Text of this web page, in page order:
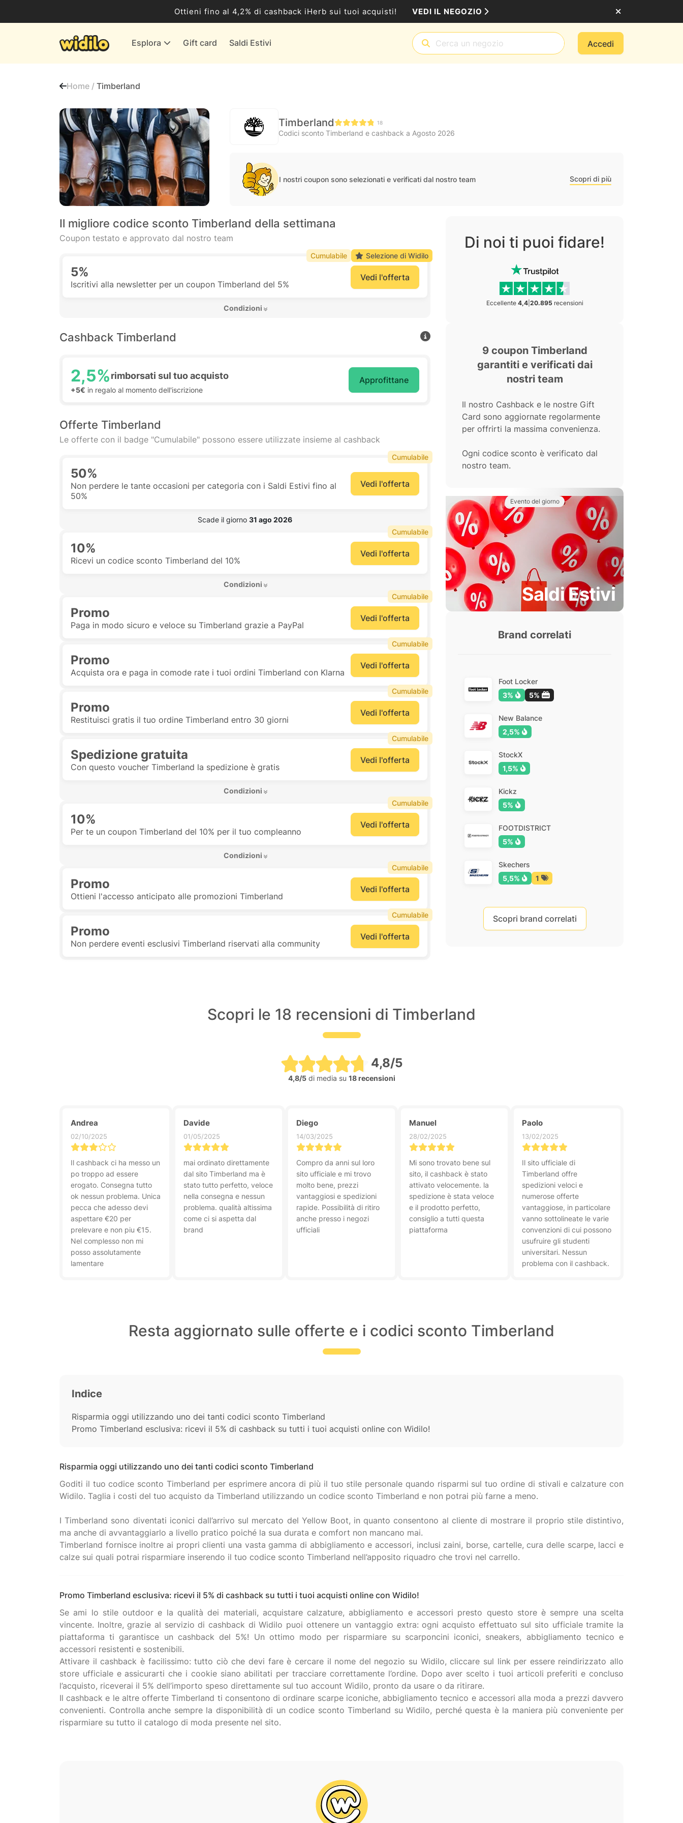
Ottieni fino al 4,2% di cashback iHerb sui tuoi acquisti! VEDI IL NEGOZIO
Esplora Gift card Saldi Estivi Accedi
Banche & Assicurazioni
Home / Timberland
Timberland 18
Codici sconto Timberland e cashback a Agosto 2026
I nostri coupon sono selezionati e verificati dal nostro team Scopri di più
Il migliore codice sconto Timberland della settimana
Coupon testato e approvato dal nostro team
5%
Iscritivi alla newsletter per un coupon Timberland del 5%
Vedi l'offerta
Condizioni
Cumulabile Selezione di Widilo
Cashback Timberland
2,5%rimborsati sul tuo acquisto
+5€ in regalo al momento dell'iscrizione
Approfittane
Offerte Timberland
Le offerte con il badge "Cumulabile" possono essere utilizzate insieme al cashback
50%
Non perdere le tante occasioni per categoria con i Saldi Estivi fino al
50%
Vedi l'offerta
Scade il giorno 31 ago 2026
Cumulabile
10%
Ricevi un codice sconto Timberland del 10%
Vedi l'offerta
Condizioni
Cumulabile
Promo
Paga in modo sicuro e veloce su Timberland grazie a PayPal
Vedi l'offerta
Cumulabile
Promo
Acquista ora e paga in comode rate i tuoi ordini Timberland con Klarna
Vedi l'offerta
Cumulabile
Promo
Restituisci gratis il tuo ordine Timberland entro 30 giorni
Vedi l'offerta
Cumulabile
Spedizione gratuita
Con questo voucher Timberland la spedizione è gratis
Vedi l'offerta
Condizioni
Cumulabile
10%
Per te un coupon Timberland del 10% per il tuo compleanno
Vedi l'offerta
Condizioni
Cumulabile
Promo
Ottieni l'accesso anticipato alle promozioni Timberland
Vedi l'offerta
Cumulabile
Promo
Non perdere eventi esclusivi Timberland riservati alla community
Vedi l'offerta
Cumulabile
Di noi ti puoi fidare!
Eccellente 4,4| 20.895 recensioni
9 coupon Timberland
garantiti e verificati dai
nostri team
Il nostro Cashback e le nostre Gift
Card sono aggiornate regolarmente
per offrirti la massima convenienza.
Ogni codice sconto è verificato dal
nostro team.
Evento del giorno
Saldi Estivi
Brand correlati
Foot Locker
3%
5%
New Balance
2,5%
StockX
1,5%
Kickz
5%
FOOTDISTRICT
5%
Skechers
5,5%
1
Scopri brand correlati
Scopri le 18 recensioni di Timberland
4,8/5
4,8/5di media su 18 recensioni
Andrea
02/10/2025
Il cashback ci ha messo un
po troppo ad essere
erogato. Consegna tutto
ok nessun problema. Unica
pecca che adesso devi
aspettare €20 per
prelevare e non piu €15.
Nel complesso non mi
posso assolutamente
lamentare
Davide
01/05/2025
mai ordinato direttamente
dal sito Timberland ma è
stato tutto perfetto, veloce
nella consegna e nessun
problema. qualità altissima
come ci si aspetta dal
brand
Diego
14/03/2025
Compro da anni sul loro
sito ufficiale e mi trovo
molto bene, prezzi
vantaggiosi e spedizioni
rapide. Possibilità di ritiro
anche presso i negozi
ufficiali
Manuel
28/02/2025
Mi sono trovato bene sul
sito, il cashback è stato
attivato velocemente. la
spedizione è stata veloce
e il prodotto perfetto,
consiglio a tutti questa
piattaforma
Paolo
13/02/2025
Il sito ufficiale di
Timberland offre
spedizioni veloci e
numerose offerte
vantaggiose, in particolare
vanno sottolineate le varie
convenzioni di cui possono
usufruire gli studenti
universitari. Nessun
problema con il cashback.
Resta aggiornato sulle offerte e i codici sconto Timberland
Indice
Risparmia oggi utilizzando uno dei tanti codici sconto Timberland
Promo Timberland esclusiva: ricevi il 5% di cashback su tutti i tuoi acquisti online con Widilo!
Risparmia oggi utilizzando uno dei tanti codici sconto Timberland
Goditi il ​​tuo codice sconto Timberland per esprimere ancora di più il tuo stile personale quando risparmi sul tuo ordine di stivali e calzature con
Widilo. Taglia i costi del tuo acquisto da Timberland utilizzando un codice sconto Timberland e non potrai più farne a meno.
I Timberland sono diventati iconici dall’arrivo sul mercato del Yellow Boot, in quanto consentono al cliente di mostrare il proprio stile distintivo,
ma anche di avvantaggiarlo a livello pratico poiché la sua durata e comfort non mancano mai.
Timberland fornisce inoltre ai propri clienti una vasta gamma di abbigliamento e accessori, inclusi zaini, borse, cartelle, cura delle scarpe, lacci e
Promo Timberland esclusiva: ricevi il 5% di cashback su tutti i tuoi acquisti online con Widilo!
Se ami lo stile outdoor e la qualità dei materiali, acquistare calzature, abbigliamento e accessori presto questo store è sempre una scelta
vincente. Inoltre, grazie al servizio di cashback di Widilo puoi ottenere un vantaggio extra: ogni acquisto effettuato sul sito ufficiale tramite la
piattaforma ti garantisce un cashback del 5%! Un ottimo modo per risparmiare su scarponcini iconici, sneakers, abbigliamento tecnico e
accessori resistenti e sostenibili.
Attivare il cashback è facilissimo: tutto ciò che devi fare è cercare il nome del negozio su Widilo, cliccare sul link per essere reindirizzato allo
store ufficiale e assicurarti che i cookie siano abilitati per tracciare correttamente l’ordine. Dopo aver scelto i tuoi articoli preferiti e concluso
l’acquisto, riceverai il 5% dell’importo speso direttamente sul tuo account Widilo, pronto da usare o da ritirare.
Il cashback e le altre offerte Timberland ti consentono di ordinare scarpe iconiche, abbigliamento tecnico e accessori alla moda a prezzi davvero
convenienti. Controlla anche sempre la disponibilità di un codice sconto Timberland su Widilo, perché questa è la maniera più conveniente per